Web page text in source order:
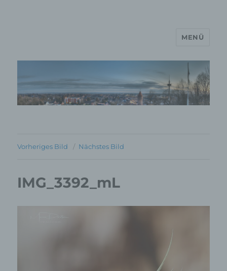
MP Mario Porten Beratung
Training Coaching
MENÜ
Vorheriges Bild Nächstes Bild
IMG_3392_mL